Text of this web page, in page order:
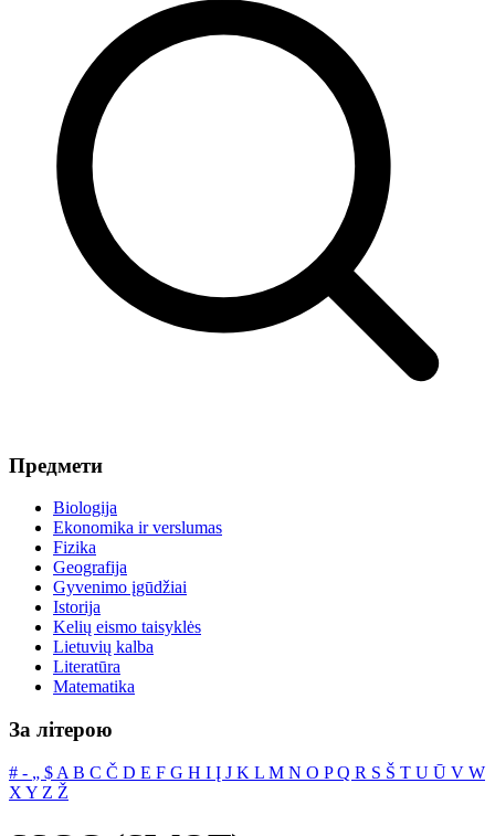
Предмети
Biologija
Ekonomika ir verslumas
Fizika
Geografija
Gyvenimo įgūdžiai
Istorija
Kelių eismo taisyklės
Lietuvių kalba
Literatūra
Matematika
За літерою
# ‐ „ $ A B C Č D E F G H I Į J K L M N O PQ R S Š T U Ū V W
X Y Z Ž